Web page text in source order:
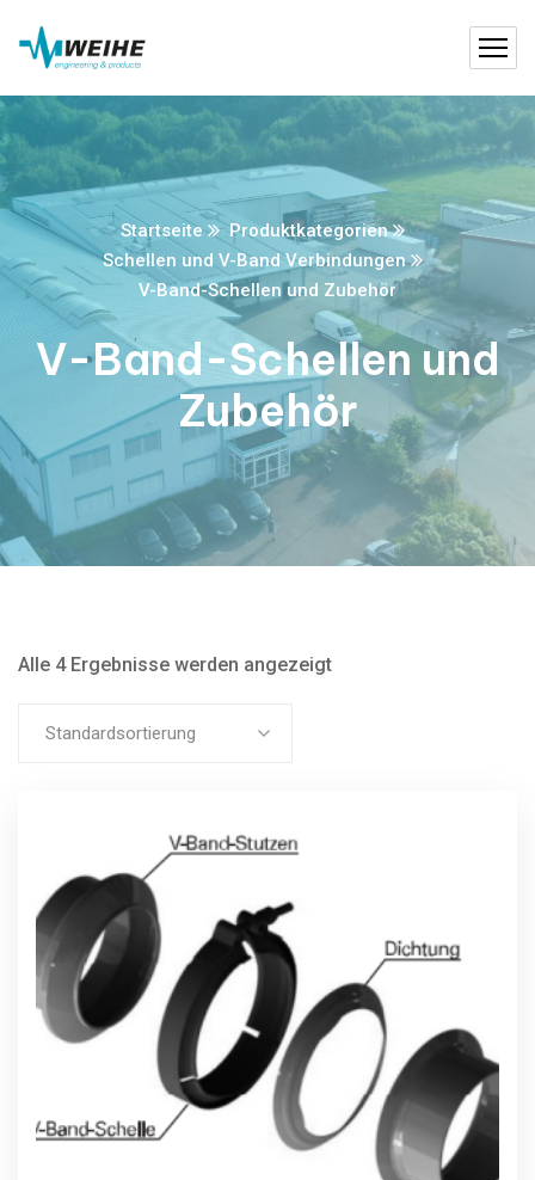
Startseite
Produktkategorien
Schellen und V-Band Verbindungen
V-Band-Schellen und Zubehör
V-Band-Schellen und
Zubehör
Alle 4 Ergebnisse werden angezeigt
Standardsortierung